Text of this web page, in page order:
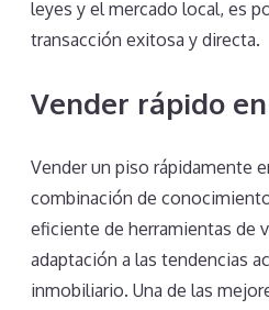
leyes y el mercado local, es
transacción exitosa y directa.
Vender rápido
Vender un piso rápidamente
combinación de
eficiente de herramientas de
adaptación a las tendencias
inmobiliario. Una de las